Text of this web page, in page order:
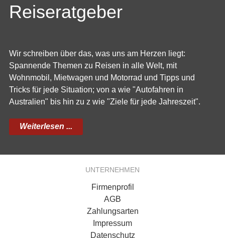
Reiseratgeber
Wir schreiben über das, was uns am Herzen liegt:
Spannende Themen zu Reisen in alle Welt, mit
Wohnmobil, Mietwagen und Motorrad und Tipps und
Tricks für jede Situation; von a wie "Autofahren in
Australien" bis hin zu z wie "Ziele für jede Jahreszeit".
Weiterlesen ...
UNTERNEHMEN
Firmenprofil
AGB
Zahlungsarten
Impressum
Datenschutz